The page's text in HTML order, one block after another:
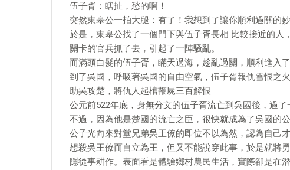
伍子胥：瞎扯，愁的啊！
突然東皋公一拍大腿：有了！我想到了讓你順利過關的妙
於是，東皋公找了一個門下與伍子胥長相 比較接近的
關卡的官兵抓了去，引起了一陣騷亂。
而滿頭白髮的伍子胥，瞞天過海，趁亂過關，順利進入了
到了吳國，呼吸著吳國的自由空氣，伍子胥報仇雪恨之
助吳攻楚，將仇人起棺鞭屍三百解恨
公元前522年底，身無分文的伍子胥流亡到吳國後，過了
不過，因為他是楚國的流亡之臣，很快就成為了吳國的公
公子光向來對堂兄弟吳王僚的即位不以為然，認為自己
想殺吳王僚而自立為王，但又不能說穿此事，於是就將
隱從事耕作。表面看是體驗鄉村農民生活，實際卻是在潛